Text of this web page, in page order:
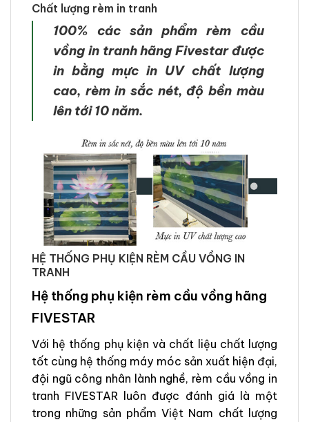
Chất lượng rèm in tranh
100% các sản phẩm rèm cầu
vồng in tranh hãng Fivestar được
in bằng mực in UV chất lượng
cao, rèm in sắc nét, độ bền màu
lên tới 10 năm.
HỆ THỐNG PHỤ KIỆN RÈM CẦU VỒNG IN
TRANH
Hệ thống phụ kiện rèm cầu vồng hãng
FIVESTAR
Với hệ thống phụ kiện và chất liệu chất lượng
tốt cùng hệ thống máy móc sản xuất hiện đại,
đội ngũ công nhân lành nghề, rèm cầu vồng in
tranh FIVESTAR luôn được đánh giá là một
trong những sản phẩm Việt Nam chất lượng